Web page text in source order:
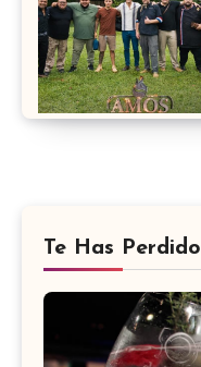
Te Has Perdido